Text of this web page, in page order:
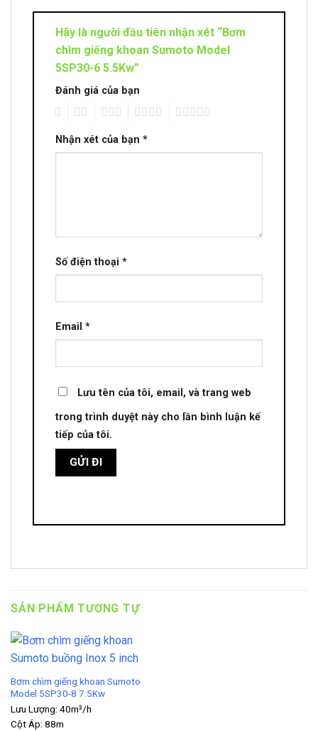
Hãy là người đầu tiên nhận xét “Bơm
chìm giếng khoan Sumoto Model
5SP30-6 5.5Kw”
Đánh giá của bạn
Nhận xét của bạn *
Số điện thoại *
Email *
Lưu tên của tôi, email, và trang web
trong trình duyệt này cho lần bình luận kế
tiếp của tôi.
SẢN PHẨM TƯƠNG TỰ
Bơm chìm giếng khoan Sumoto
Model 5SP30-8 7.5Kw
Lưu Lượng: 40m³/h
Cột Áp: 88m